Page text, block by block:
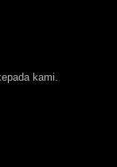
kami.